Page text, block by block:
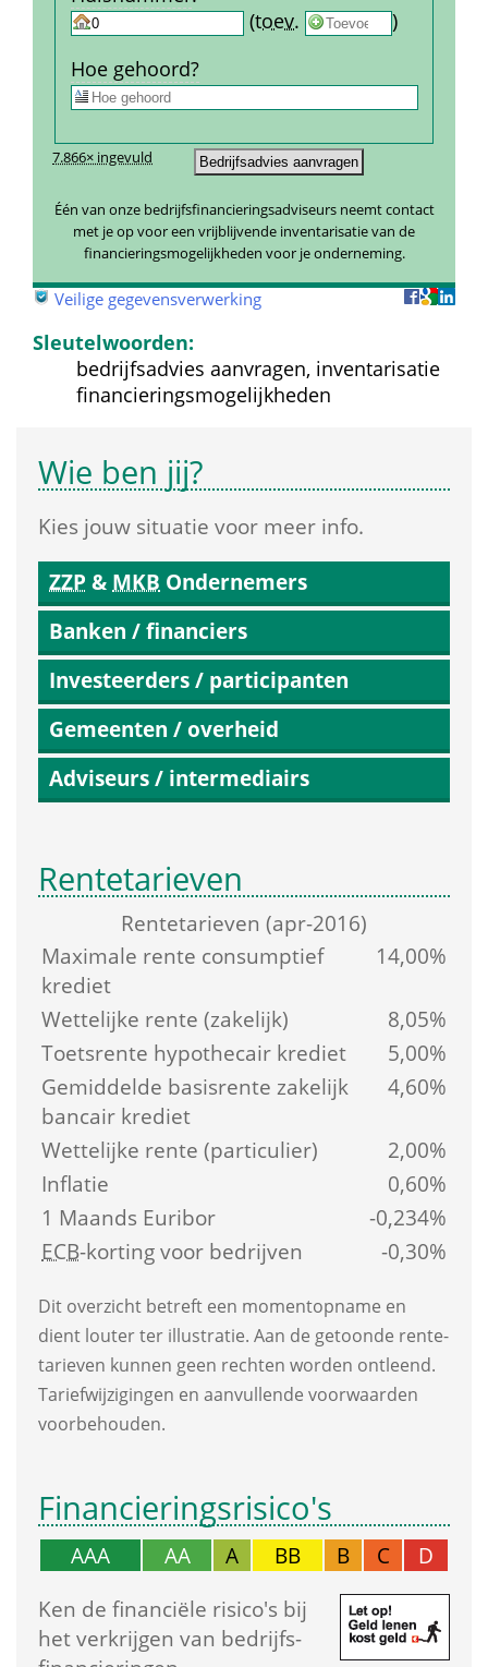
7.866× ingevuld
Één van onze bedrijfsfinancieringsadviseurs neemt contact
met je op voor een vrijblijvende inventarisatie van de
financieringsmogelijkheden voor je onderneming.
(toev.
)
Hoe gehoord?
Veilige gegevensverwerking
Sleutelwoorden:
bedrijfsadvies aanvragen, inventarisatie
financieringsmogelijkheden
Wie ben jij?
Kies jouw situatie voor meer info.
ZZP & MKB Ondernemers
Banken / financiers
Investeerders / participanten
Gemeenten / overheid
Adviseurs / intermediairs
Rentetarieven
Rente­tarieven (apr-2016)
Maximale rente consumptief
krediet
14,00%
Wettelijke rente (zakelijk)
8,05%
Toetsrente hypothecair krediet
5,00%
Gemiddelde basis­rente zakelijk
bancair krediet
4,60%
Wettelijke rente (particulier)
2,00%
Inflatie
0,60%
1 Maands Euribor
-0,234%
ECB-korting voor bedrijven -0,30%
Dit overzicht betreft een moment­opname en
dient louter ter illustratie. Aan de getoonde rente­
tarieven kunnen geen rechten worden ontleend.
Tarief­wijzigingen en aanvullende voorwaarden
voorbehouden.
Financierings­risico's
AAA AA A BB B C
D
Ken de financiële risico's bij
het verkrijgen van bedrijfs­